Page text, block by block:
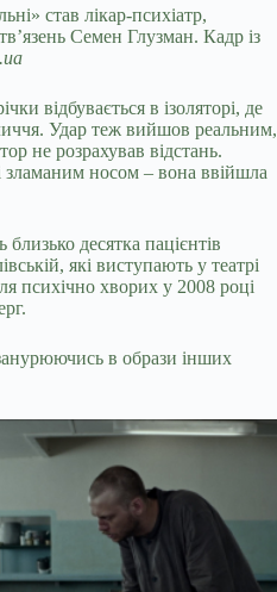
став лікар-психіатр,
Семен Глузман. Кадр із
відбувається в ізоляторі, де
Удар теж вийшов реальним,
не розрахував відстань.
зламаним носом – вона ввійшла
десятка пацієнтів
які виступають у театрі
психічно хворих у 2008 році
в образи інших